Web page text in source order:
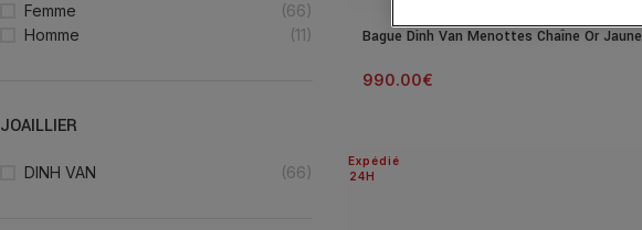
Femme
(66)
Homme
(11)
JOAILLIER
DINH VAN (66)
Bague Dinh Van Menottes Chaîne Or Jaune
990.00€
24H
Expédié